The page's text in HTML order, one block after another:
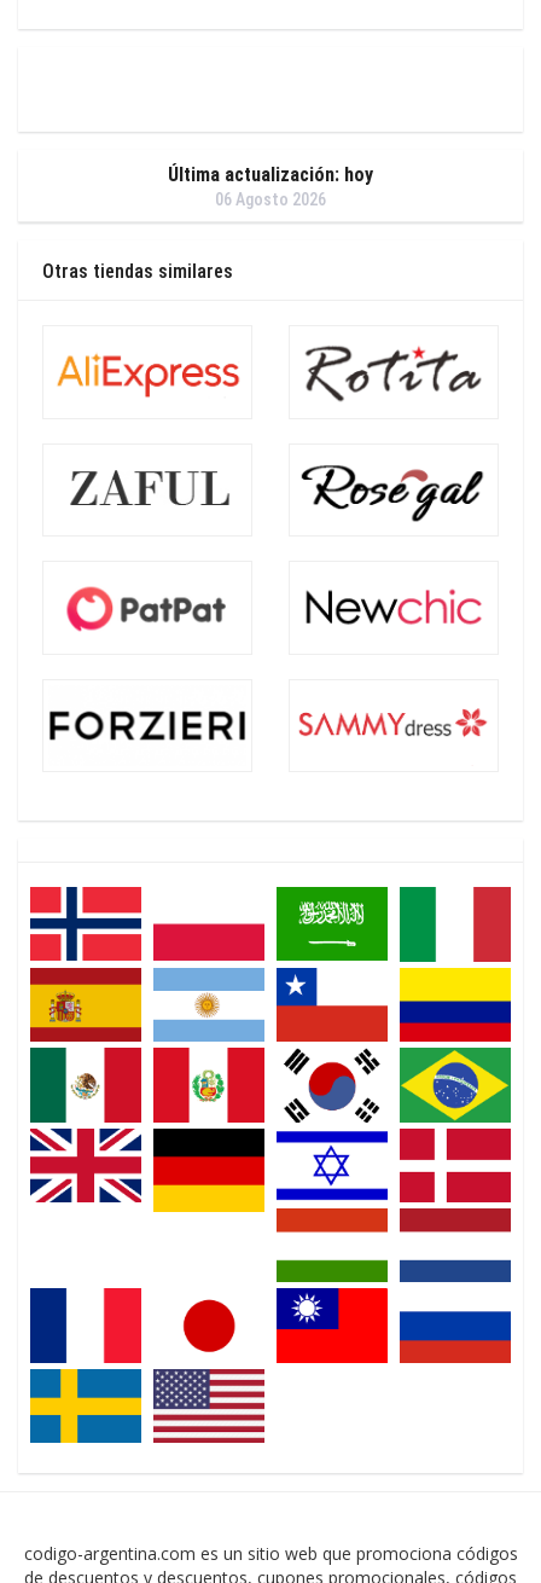
Última actualización: hoy
06 Agosto 2026
Otras tiendas similares
codigo-argentina.com es un sitio web que promociona códigos
de descuentos y descuentos, cupones promocionales, códigos